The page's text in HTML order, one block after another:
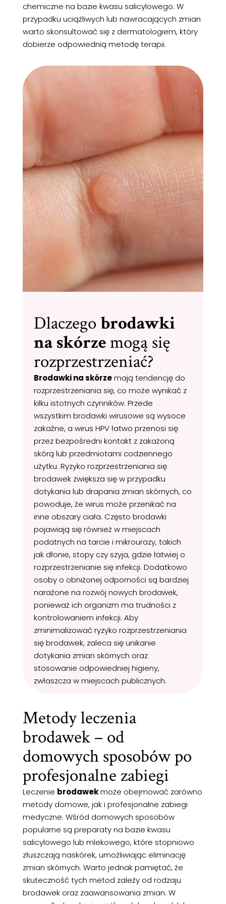
chemiczne na bazie kwasu salicylowego. W
przypadku uciążliwych lub nawracających zmian
warto skonsultować się z dermatologiem, który
dobierze odpowiednią metodę terapii.
Dlaczegobrodawki
na skórze mogą się
rozprzestrzeniać?
Brodawki na skórzemają tendencję do
rozprzestrzeniania się, co może wynikać z
kilku istotnych czynników. Przede
wszystkim brodawki wirusowe są wysoce
zakaźne, a wirus HPV łatwo przenosi się
przez bezpośredni kontakt z zakażoną
skórą lub przedmiotami codziennego
użytku. Ryzyko rozprzestrzeniania się
brodawek zwiększa się w przypadku
dotykania lub drapania zmian skórnych, co
powoduje, że wirus może przenikać na
inne obszary ciała. Często brodawki
pojawiają się również w miejscach
podatnych na tarcie i mikrourazy, takich
jak dłonie, stopy czy szyja, gdzie łatwiej o
rozprzestrzenianie się infekcji. Dodatkowo
osoby o obniżonej odporności są bardziej
narażone na rozwój nowych brodawek,
ponieważ ich organizm ma trudności z
kontrolowaniem infekcji. Aby
zminimalizować ryzyko rozprzestrzeniania
się brodawek, zaleca się unikanie
dotykania zmian skórnych oraz
stosowanie odpowiedniej higieny,
zwłaszcza w miejscach publicznych.
Metody leczenia
brodawek – od
domowych sposobów po
profesjonalne zabiegi
Leczenie brodawekmoże obejmować zarówno
metody domowe, jak i profesjonalne zabiegi
medyczne. Wśród domowych sposobów
popularne są preparaty na bazie kwasu
salicylowego lub mlekowego, które stopniowo
złuszczają naskórek, umożliwiając eliminację
zmian skórnych. Warto jednak pamiętać, że
skuteczność tych metod zależy od rodzaju
brodawek oraz zaawansowania zmian. W